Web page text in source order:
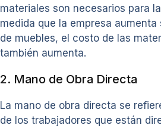
materiales son necesarios para
medida que la empresa aumenta
de muebles, el costo de las
también aumenta.
2. Mano de Obra Directa
La mano de obra directa se
de los trabajadores que están